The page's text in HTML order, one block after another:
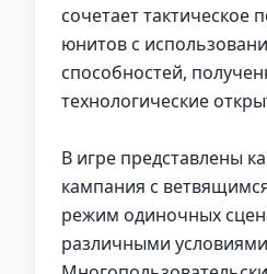
сочетает тактическое
юнитов с
способностей,
технологические
В игре представлены
кампания с
режим одиночных
различными